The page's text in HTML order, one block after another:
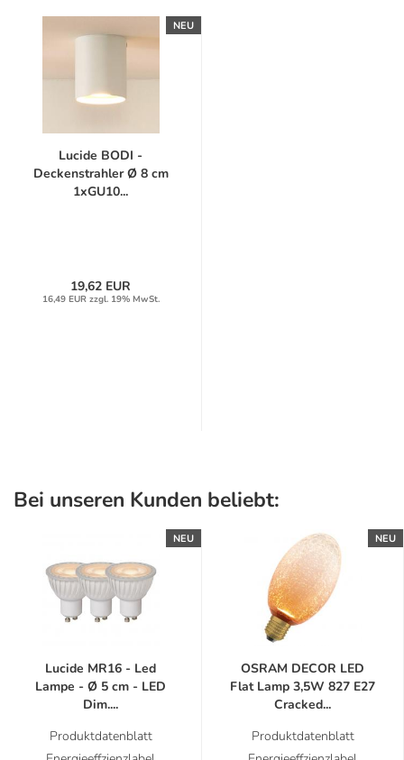
NEU
Lucide BODI -
Deckenstrahler Ø 8 cm
1xGU10...
19,62 EUR
16,49 EUR zzgl. 19% MwSt.
Bei unseren Kunden beliebt:
NEU
Lucide MR16 - Led
Lampe - Ø 5 cm - LED
Dim....
Produktdatenblatt
NEU
OSRAM DECOR LED
Flat Lamp 3,5W 827 E27
Cracked...
Produktdatenblatt